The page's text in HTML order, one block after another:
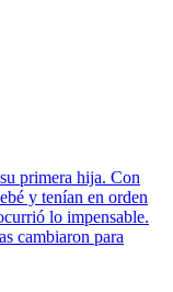
primera hija. Con
y tenían en orden
lo impensable.
cambiaron para